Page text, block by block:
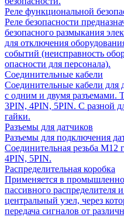
Реле функциональной
Реле безопасности
безопасного размыкания
для отключения
событий (неисправность
опасности для персонала).
Соединительные кабели
Соединительные кабели для
с одним и двумя разъемами.
3PIN, 4PIN, 5PIN. С разной
гайки.
Разъемы для датчиков
Разъемы для подключения
Соединительная резьба М12
4PIN, 5PIN.
Распределительная коробка
Применяется в
пассивного распределителя
центральный узел, через
передача сигналов от